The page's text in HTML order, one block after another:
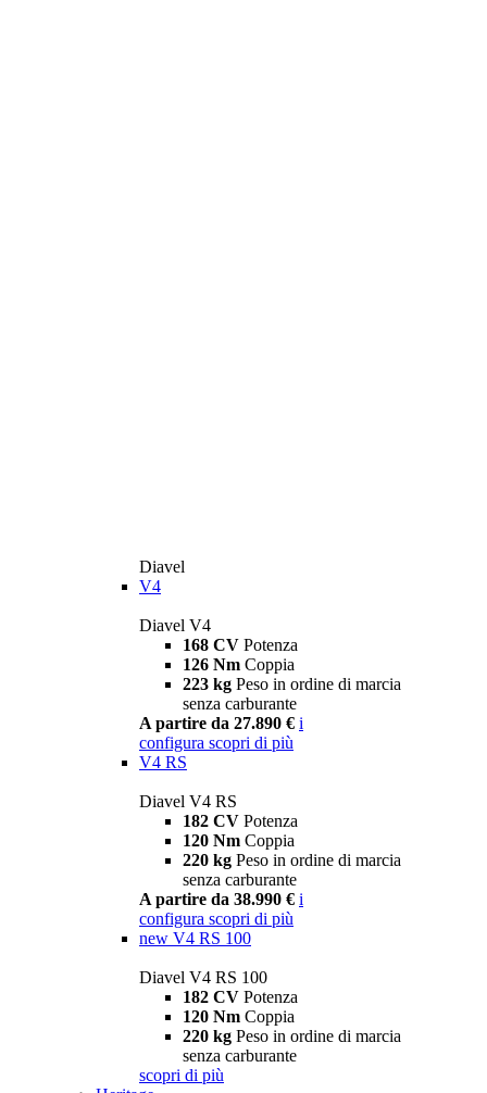
Diavel
V4
Diavel V4
168 CV Potenza
126 Nm Coppia
223 kg Peso in ordine di marcia
senza carburante
A partire da 27.890 € i
configura scopri di più
V4 RS
Diavel V4 RS
182 CV Potenza
120 Nm Coppia
220 kg Peso in ordine di marcia
senza carburante
A partire da 38.990 € i
configura scopri di più
new V4 RS 100
Diavel V4 RS 100
182 CV Potenza
120 Nm Coppia
220 kg Peso in ordine di marcia
senza carburante
scopri di più